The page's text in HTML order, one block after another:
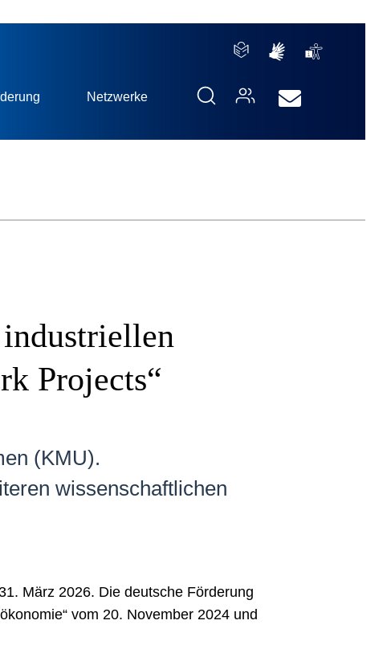
Netzwerke
Projects“
(KMU).
wissenschaftlichen
März 2026. Die deutsche Förderung
vom 20. November 2024 und